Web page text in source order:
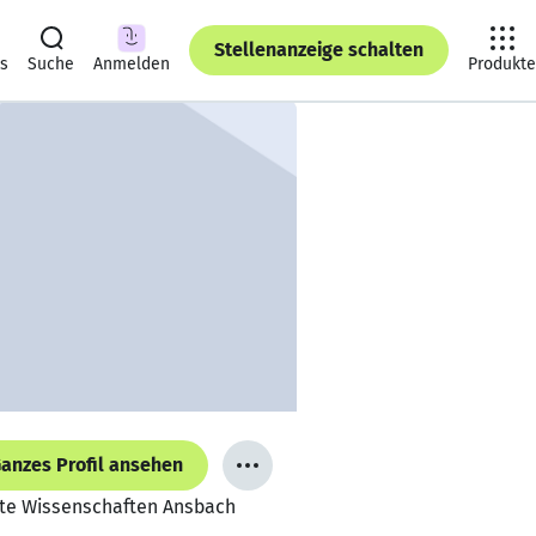
Suche Anmelden
Stellenanzeige schalten
Produkte
Profil ansehen
Wissenschaften Ansbach